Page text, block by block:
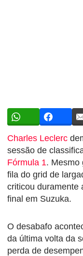
Charles Leclerc
sessão de
Fórmula 1. Mesmo
fila do grid de
criticou duramente
final em Suzuka.
O desabafo
da última volta da
perda de